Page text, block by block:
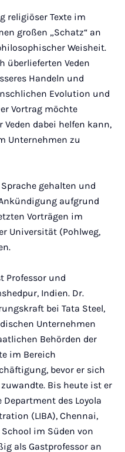
religiöser Texte im
großen „Schatz“ an
Weisheit.
überlieferten Veden
Handeln und
Evolution und
Vortrag möchte
Veden dabei helfen kann,
Unternehmen zu
gehalten und
aufgrund
Vorträgen im
Universität (Pohlweg,
Professor und
Indien. Dr.
bei Tata Steel,
Unternehmen
Behörden der
im Bereich
bevor er sich
Bis heute ist er
des Loyola
(LIBA), Chennai,
im Süden von
als Gastprofessor an